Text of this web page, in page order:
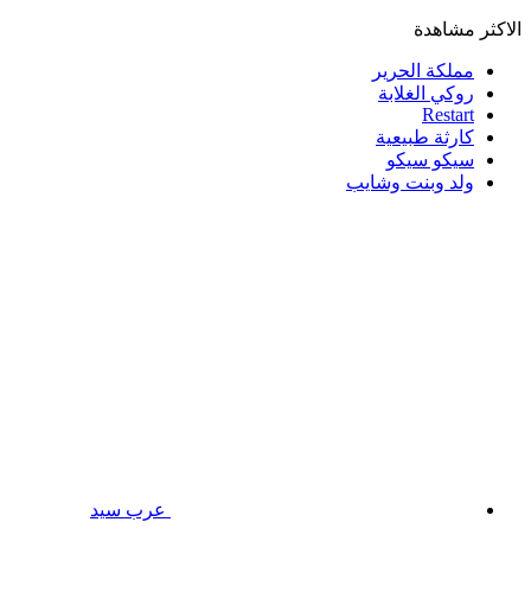
الاكثر مشاهدة
مملكة الحرير
روكي الغلابة
Restart
كارثة طبيعية
سيكو سيكو
ولد وبنت وشايب
عرب سيد